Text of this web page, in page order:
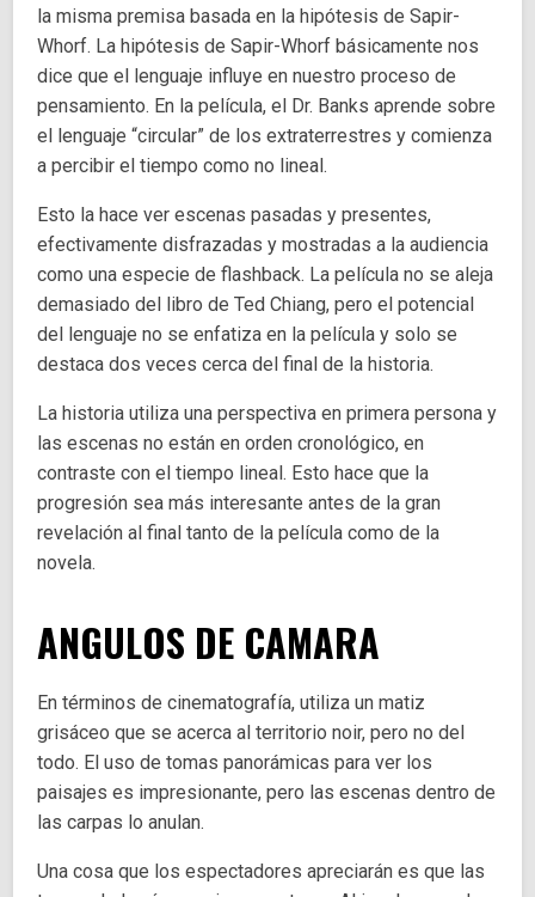
la misma premisa basada en la hipótesis de Sapir-
Whorf. La hipótesis de Sapir-Whorf básicamente nos
dice que el lenguaje influye en nuestro proceso de
pensamiento. En la película, el Dr. Banks aprende sobre
el lenguaje “circular” de los extraterrestres y comienza
a percibir el tiempo como no lineal.
Esto la hace ver escenas pasadas y presentes,
efectivamente disfrazadas y mostradas a la audiencia
como una especie de flashback. La película no se aleja
demasiado del libro de Ted Chiang, pero el potencial
del lenguaje no se enfatiza en la película y solo se
destaca dos veces cerca del final de la historia.
La historia utiliza una perspectiva en primera persona y
las escenas no están en orden cronológico, en
contraste con el tiempo lineal. Esto hace que la
progresión sea más interesante antes de la gran
revelación al final tanto de la película como de la
novela.
ANGULOS DE CAMARA
En términos de cinematografía, utiliza un matiz
grisáceo que se acerca al territorio noir, pero no del
todo. El uso de tomas panorámicas para ver los
paisajes es impresionante, pero las escenas dentro de
las carpas lo anulan.
Una cosa que los espectadores apreciarán es que las